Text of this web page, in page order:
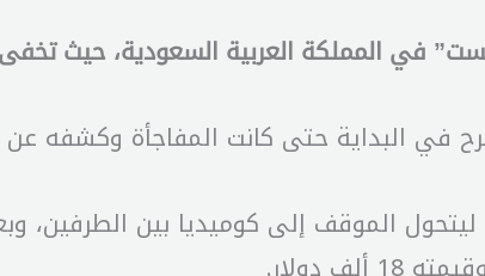
في المملكة العربية السعودية، حيث
في البداية حتى كانت المفاجأة وكشفه
الموقف إلى كوميديا بين